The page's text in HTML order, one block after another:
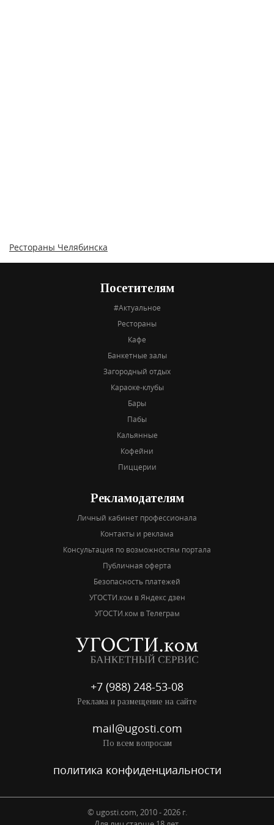
Рестораны Челябинска
Посетителям
#Актуальное
Рестораны
Кафе
Банкетные залы
Загородный отдых
Караоке-клубы
Бары
Пабы
Кальянные
Кофейни
Пиццерии
Рекламодателям
Личный кабинет профессионала
Контакты и реклама
Консультация по возможностям портала
Публичная оферта
Безопасность платежей
УГОСТИ.ком в Яндекс дзен
УГОСТИ.ком в Телеграм
+7 (988) 248-53-08
Реклама и размещение на сайте
mail@ugosti.com
По всем вопросам
политика конфиденциальности
© ugosti.com, 2010 - 2026 г.